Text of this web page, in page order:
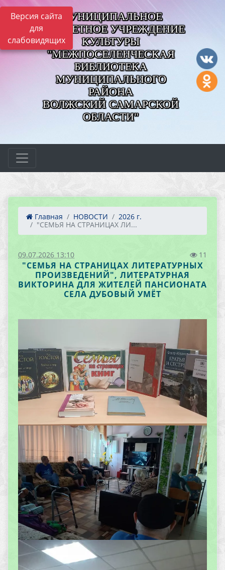
Версия сайта
для
слабовидящих
МУНИЦИПАЛЬНОЕ
БЮДЖЕТНОЕ УЧРЕЖДЕНИЕ
КУЛЬТУРЫ
"МЕЖПОСЕЛЕНЧЕСКАЯ
БИБЛИОТЕКА
МУНИЦИПАЛЬНОГО
РАЙОНА
ВОЛЖСКИЙ САМАРСКОЙ
ОБЛАСТИ"
Главная НОВОСТИ
2026 г.
"СЕМЬЯ НА СТРАНИЦАХ ЛИ...
09.07.2026 13:10 11
"СЕМЬЯ НА СТРАНИЦАХ ЛИТЕРАТУРНЫХ
ПРОИЗВЕДЕНИЙ", ЛИТЕРАТУРНАЯ
ВИКТОРИНА ДЛЯ ЖИТЕЛЕЙ ПАНСИОНАТА
СЕЛА ДУБОВЫЙ УМЁТ